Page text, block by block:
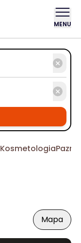
MENU
Kosmetologia
Mapa